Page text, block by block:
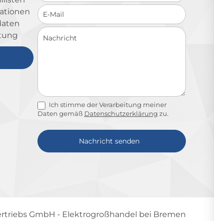
Ich stimme der Verarbeitung meiner
Daten gemäß Datenschutzerklärung zu.
Nachricht senden
GmbH - Elektrogroßhandel bei Bremen